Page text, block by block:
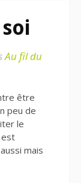
Au fil du
être
peu de
le
est
mais